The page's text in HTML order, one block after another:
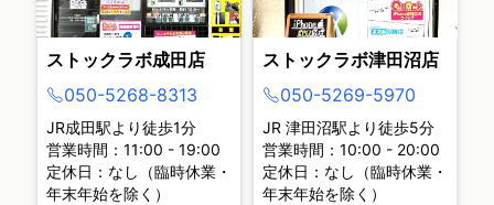
ストックラボ成田店
050-5268-8313
JR成田駅より徒歩1分
営業時間：11:00 - 19:00
定休日：なし（臨時休業・
年末年始を除く）
ストックラボ津田沼店
050-5269-5970
JR 津田沼駅より徒歩5分
営業時間：10:00 - 20:00
定休日：なし（臨時休業・
年末年始を除く）